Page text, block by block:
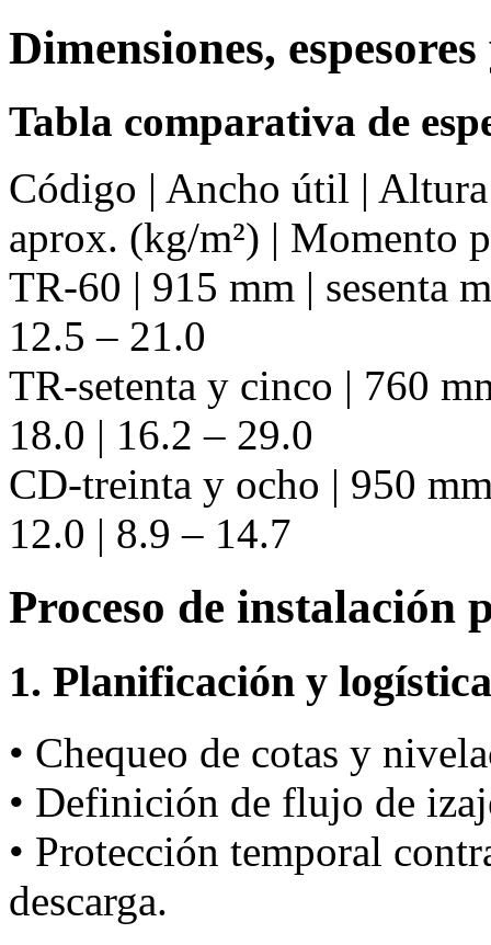
Dimensiones,
Tabla comparativa de
Código | Ancho útil |
aprox. (kg/m²) | Momento
TR-60 | 915 mm | sesenta
12.5 – 21.0
TR-setenta y cinco | 760
18.0 | 16.2 – 29.0
CD-treinta y ocho | 950
12.0 | 8.9 – 14.7
Proceso de instalación
1. Planificación y
• Chequeo de cotas y
• Definición de flujo de
• Protección temporal
descarga.